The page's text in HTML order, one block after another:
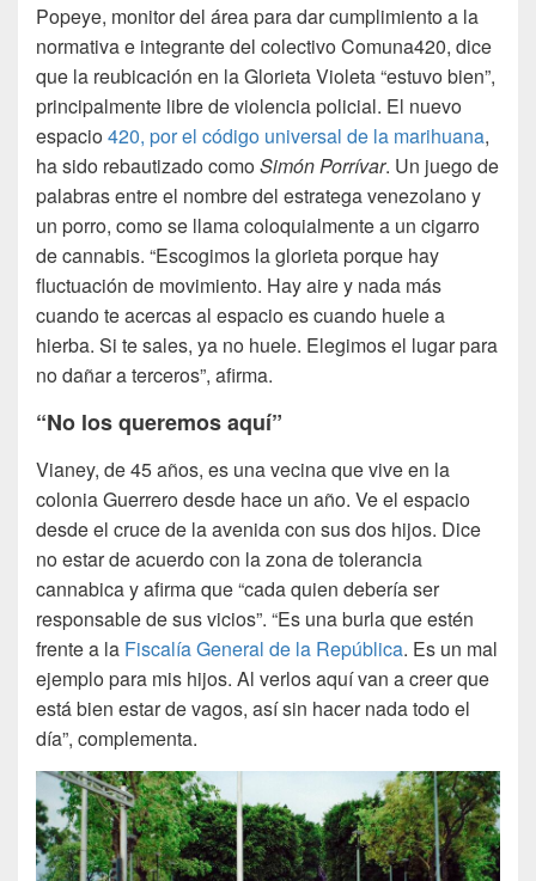
Popeye, monitor del área para dar cumplimiento a la
normativa e integrante del colectivo Comuna420, dice
que la reubicación en la Glorieta Violeta “estuvo bien”,
principalmente libre de violencia policial. El nuevo
espacio420, por el código universal de la marihuana,
ha sido rebautizado comoSimón Porrívar. Un juego de
palabras entre el nombre del estratega venezolano y
un porro, como se llama coloquialmente a un cigarro
de cannabis. “Escogimos la glorieta porque hay
fluctuación de movimiento. Hay aire y nada más
cuando te acercas al espacio es cuando huele a
hierba. Si te sales, ya no huele. Elegimos el lugar para
no dañar a terceros”, afirma.
“No los queremos aquí”
Vianey, de 45 años, es una vecina que vive en la
colonia Guerrero desde hace un año. Ve el espacio
desde el cruce de la avenida con sus dos hijos. Dice
no estar de acuerdo con la zona de tolerancia
cannabica y afirma que “cada quien debería ser
responsable de sus vicios”. “Es una burla que estén
frente a la Fiscalía General de la República. Es un mal
ejemplo para mis hijos. Al verlos aquí van a creer que
está bien estar de vagos, así sin hacer nada todo el
día”, complementa.